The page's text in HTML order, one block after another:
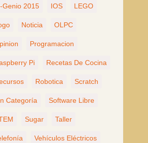
Genio 2015 IOS LEGO
Noticia OLPC
Programacion
Pi Recetas De Cocina
Robotica Scratch
Categoría Software Libre
Sugar Taller
Vehículos Eléctricos